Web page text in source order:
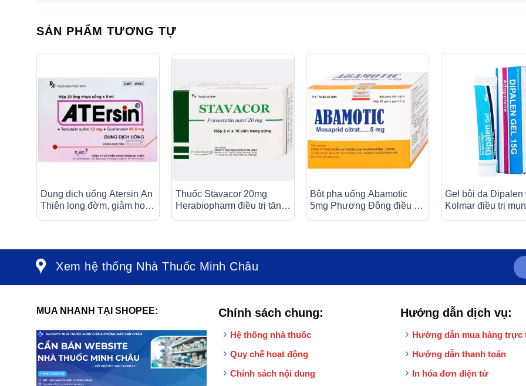
SẢN PHẨM TƯƠNG TỰ
Dung dịch uống Atersin An
Thiên long đờm, giảm ho
Thuốc Stavacor 20mg
Herabiopharm điều trị tăng
Bột pha uống Abamotic
5mg Phương Đông điều trị
Gel bôi da Dipalen
Kolmar điều trị
Xem hệ thống Nhà Thuốc Minh Châu
MUA NHANH TẠI SHOPEE: Chính sách chung:
Hệ thống nhà thuốc
Quy chế hoạt động
Chính sách nội dung
Hướng dẫn dịch vụ:
Hướng dẫn mua hàng trực
Hướng dẫn thanh toán
In hóa đơn điện tử